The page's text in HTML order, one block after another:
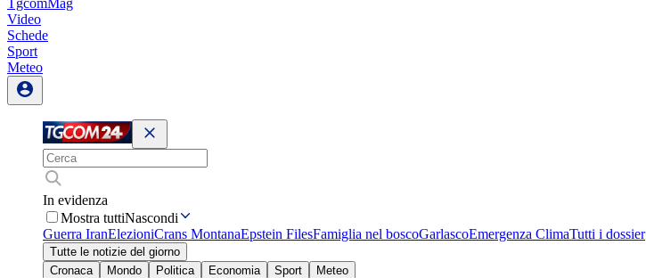
TgcomMag
Video
Schede
Sport
Meteo
In evidenza
Mostra tuttiNascondi
Guerra IranElezioniCrans MontanaEpstein FilesFamiglia nel boscoGarlascoEmergenza ClimaTutti i dossier
Tutte le notizie del giorno
Cronaca
Mondo Politica Economia Sport
Meteo